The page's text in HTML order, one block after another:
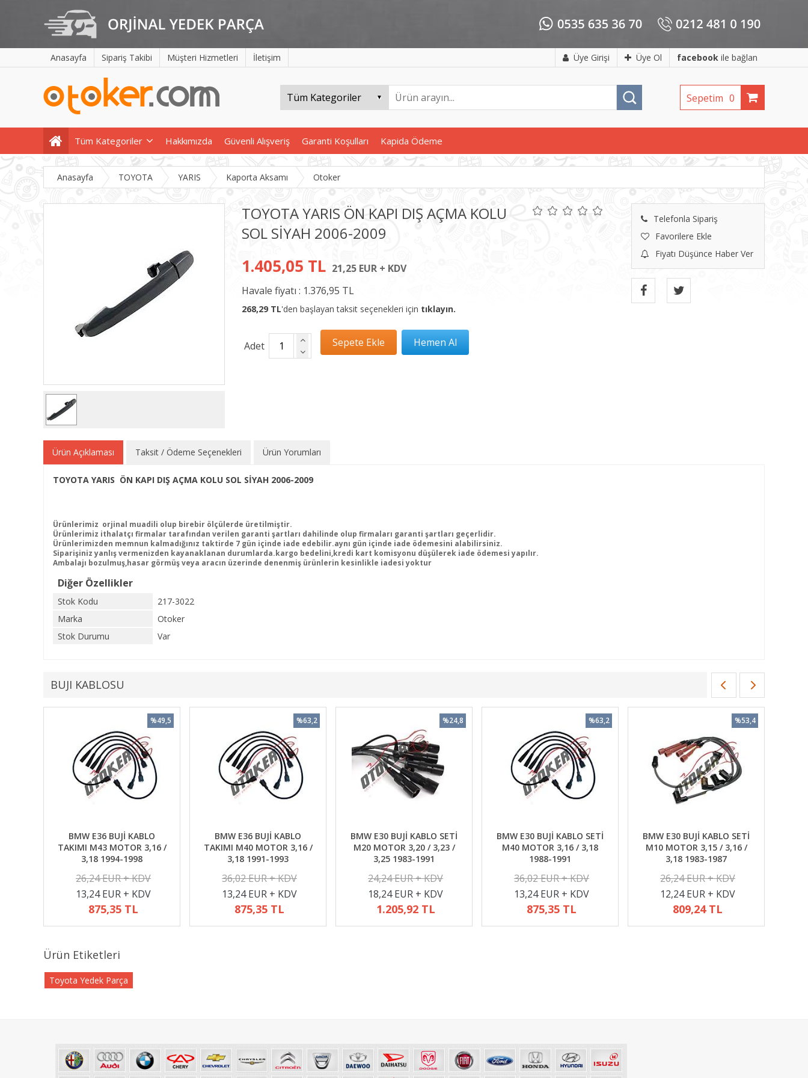
Anasayfa Sipariş Takibi Müşteri Hizmetleri İletişim Üye Girişi Üye Ol facebook ile bağlan
Sepetim 0
Tüm Kategoriler Hakkımızda Güvenli Alışveriş Garanti Koşulları Kapida Ödeme
Anasayfa TOYOTA YARIS Kaporta Aksamı Otoker
TOYOTA YARIS ÖN KAPI DIŞ AÇMA KOLU
SOL SİYAH 2006-2009
Telefonla Sipariş
Favorilere Ekle
Fiyatı Düşünce Haber Ver
1.405,05 TL 21,25 EUR + KDV
Havale fiyatı : 1.376,95 TL
268,29 TL'den başlayan taksit seçenekleri için tıklayın.
Adet
Ürün Açıklaması Taksit / Ödeme Seçenekleri Ürün Yorumları
TOYOTA YARIS ÖN KAPI DIŞ AÇMA KOLU SOL SİYAH 2006-2009
Ürünlerimiz orjinal muadili olup birebir ölçülerde üretilmiştir.
Ürünlerimiz ithalatçı firmalar tarafından verilen garanti şartları dahilinde olup firmaları garanti şartları geçerlidir.
Ürünlerimizden memnun kalmadığınız taktirde 7 gün içinde iade edebilir.aynı gün içinde iade ödemesini alabilirsiniz.
Siparişiniz yanlış vermenizden kayanaklanan durumlarda.kargo bedelini,kredi kart komisyonu düşülerek iade ödemesi yapılır.
Ambalajı bozulmuş,hasar görmüş veya aracın üzerinde denenmiş ürünlerin kesinlikle iadesi yoktur
Diğer Özellikler
Stok Kodu
217-3022
Marka
Otoker
Stok Durumu
Var
BUJI KABLOSU
BMW E36 BUJİ KABLO
TAKIMI M43 MOTOR 3,16 /
3,18 1994-1998
26,24 EUR + KDV
13,24 EUR + KDV
875,35 TL
%49,5
BMW E36 BUJİ KABLO
TAKIMI M40 MOTOR 3,16 /
3,18 1991-1993
36,02 EUR + KDV
13,24 EUR + KDV
875,35 TL
%63,2
BMW E30 BUJİ KABLO SETİ
M20 MOTOR 3,20 / 3,23 /
3,25 1983-1991
24,24 EUR + KDV
18,24 EUR + KDV
1.205,92 TL
%24,8
BMW E30 BUJİ KABLO SETİ
M40 MOTOR 3,16 / 3,18
1988-1991
36,02 EUR + KDV
13,24 EUR + KDV
875,35 TL
%63,2
BMW E30 BUJİ KABLO SETİ
M10 MOTOR 3,15 / 3,16 /
3,18 1983-1987
26,24 EUR + KDV
12,24 EUR + KDV
809,24 TL
%53,4
Ürün Etiketleri
Toyota Yedek Parça